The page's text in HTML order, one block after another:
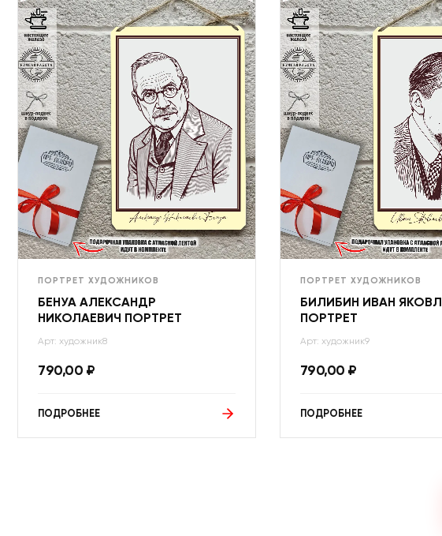
ПОРТРЕТ ХУДОЖНИКОВ
БЕНУА АЛЕКСАНДР
НИКОЛАЕВИЧ ПОРТРЕТ
Арт: художник8
790,00 ₽
ПОДРОБНЕЕ
ПОРТРЕТ ХУДОЖНИКОВ
БИЛИБИН ИВАН
ПОРТРЕТ
Арт: художник9
790,00 ₽
ПОДРОБНЕЕ